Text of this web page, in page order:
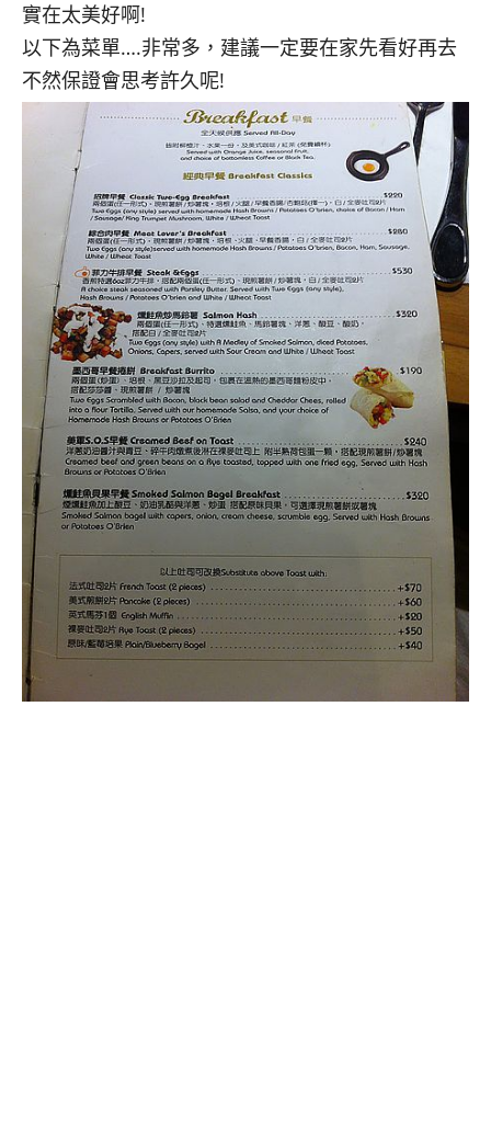
實在太美好啊!
以下為菜單….非常多，建議一定要在家先看好再去
不然保證會思考許久呢!